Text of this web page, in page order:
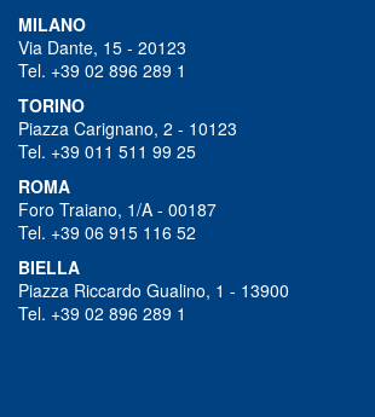
MILANO
Via Dante, 15 - 20123
Tel. +39 02 896 289 1
TORINO
Piazza Carignano, 2 - 10123
Tel. +39 011 511 99 25
ROMA
Foro Traiano, 1/A - 00187
Tel. +39 06 915 116 52
BIELLA
Piazza Riccardo Gualino, 1 - 13900
Tel. +39 02 896 289 1